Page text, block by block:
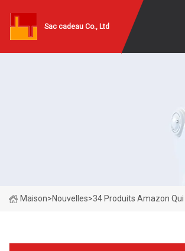
Sac cadeau Co., Ltd
Maison>Nouvelles>34 Produits Amazon